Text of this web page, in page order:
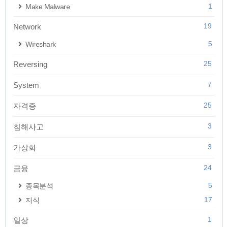
Make Malware 1
Network 19
Wireshark 5
Reversing 25
System 7
자격증 25
침해사고 3
가상화 3
금융 24
종목분석
5
지식
17
일상 1